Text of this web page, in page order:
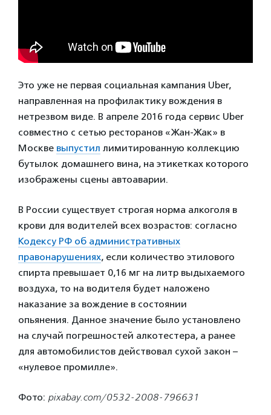
Это уже не первая социальная кампания Uber,
направленная на профилактику вождения в
нетрезвом виде. В апреле 2016 года сервис Uber
совместно с сетью ресторанов «Жан-Жак» в
Москве выпустил лимитированную коллекцию
бутылок домашнего вина, на этикетках которого
изображены сцены автоаварии.
В России существует строгая норма алкоголя в
крови для водителей всех возрастов: согласно
Кодексу РФ об административных
правонарушениях, если количество этилового
спирта превышает 0,16 мг на литр выдыхаемого
воздуха, то на водителя будет наложено
наказание за вождение в состоянии
опьянения. Данное значение было установлено
на случай погрешностей алкотестера, а ранее
для автомобилистов действовал сухой закон –
«нулевое промилле».
Фото: pixabay.com/0532-2008-796631